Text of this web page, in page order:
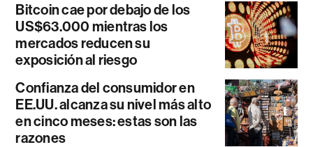
Bitcoin cae por debajo de los
US$63.000 mientras los
mercados reducen su
exposición al riesgo
Confianza del consumidor en
EE.UU. alcanza su nivel más alto
en cinco meses: estas son las
razones